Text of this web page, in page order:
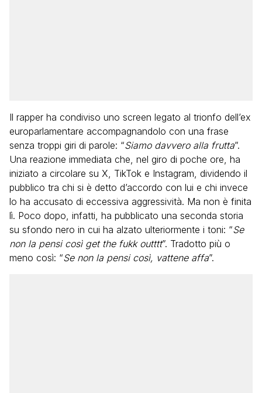
Il rapper ha condiviso uno screen legato al trionfo dell’ex
europarlamentare accompagnandolo con una frase
senza troppi giri di parole: “Siamo davvero alla frutta”.
Una reazione immediata che, nel giro di poche ore, ha
iniziato a circolare su X, TikTok e Instagram, dividendo il
pubblico tra chi si è detto d’accordo con lui e chi invece
lo ha accusato di eccessiva aggressività. Ma non è finita
lì. Poco dopo, infatti, ha pubblicato una seconda storia
su sfondo nero in cui ha alzato ulteriormente i toni: “Se
non la pensi così get the fukk outttt”. Tradotto più o
meno così: “Se non la pensi così, vattene affa”.